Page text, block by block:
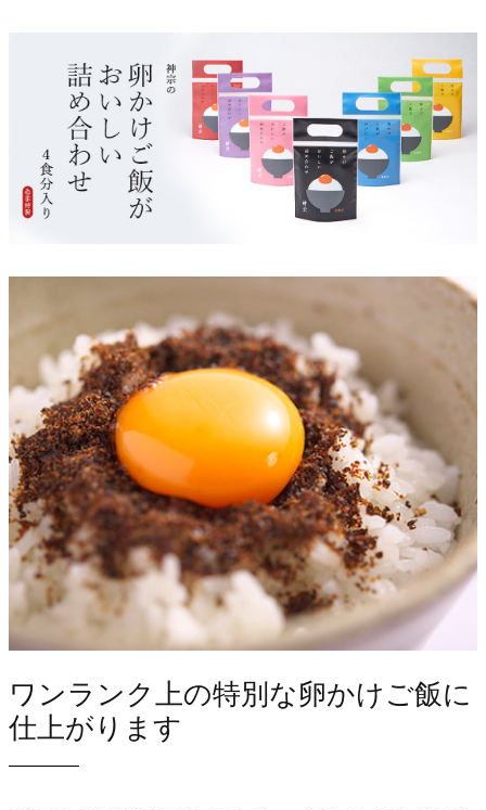
ワンランク上の特別な卵かけご飯に
仕上がります